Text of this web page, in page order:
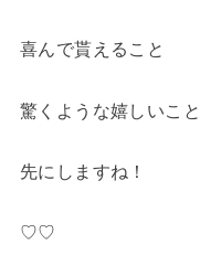
喜んで貰えること
驚くような嬉しいこ
先にしますね！
♡♡